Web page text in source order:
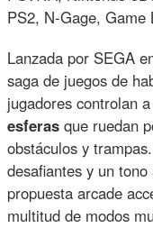
PS2, N-Gage, Game
Lanzada por SEGA
saga de juegos de
jugadores controlan
esferas que ruedan
obstáculos y
desafiantes y un
propuesta arcade
multitud de modos